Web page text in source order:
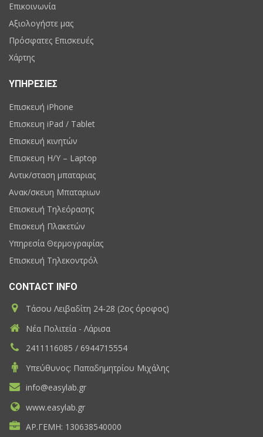
Επικοινωνία
Αξιολογήστε μας
Πρόσφατες Επισκευές
Χάρτης
ΥΠΗΡΕΣΙΕΣ
Επισκευή iPhone
Επισκευη iPad / Tablet
Επισκευή κινητών
Επισκευη H/Y – Laptop
Αντικ/σταση μπαταριας
Ανακ/σκευη Μπαταριων
Επισκευή Τηλεόρασης
Επισκευή Πλακετών
Υπηρεσία Θερμογραφίας
Επισκευή Τηλεκοντρόλ
CONTACT INFO
Τάσου Λειβαδίτη 24-28 (2ος όροφος)
Νέα Πολιτεία - Λάρισα
2411116085 / 6944715554
Υπεύθυνος: Παπαδημητρίου Μιχάλης
info@easylab.gr
www.easylab.gr
ΑΡ.ΓΕΜΗ: 130638540000